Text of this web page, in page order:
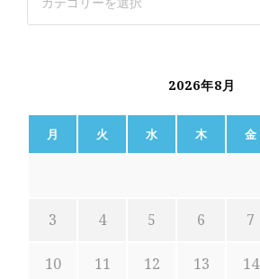
2026年8月
月 火 水 木 金
3 4 5 6 7
10 11 12 13 14